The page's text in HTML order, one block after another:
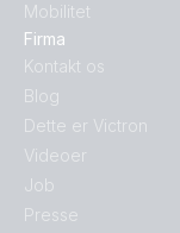
Mobilitet
Firma
Kontakt os
Blog
Dette er Victron
Videoer
Job
Presse